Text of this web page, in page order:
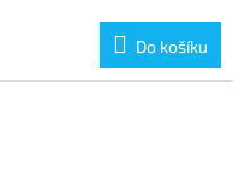
Do košíku